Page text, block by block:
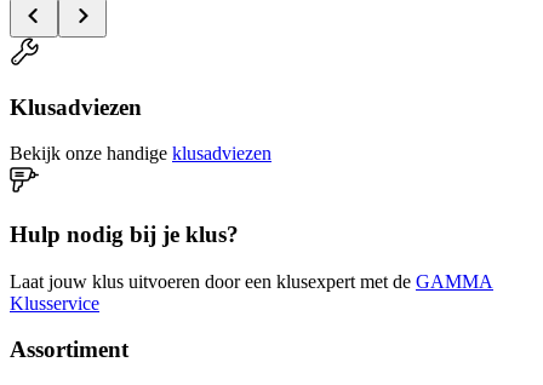
Klusadviezen
Bekijk onze handige klusadviezen
Hulp nodig bij je klus?
Laat jouw klus uitvoeren door een klusexpert met de GAMMA
Klusservice
Assortiment